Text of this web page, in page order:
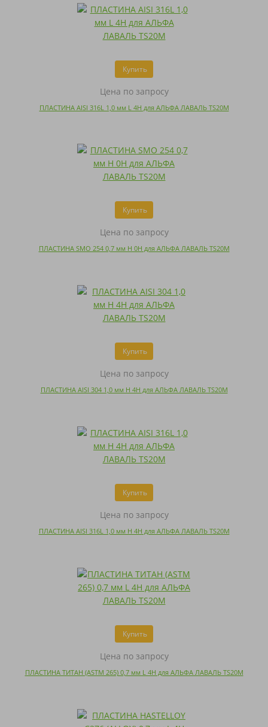
Купить
Цена по запросу
ПЛАСТИНА AISI 316L 1,0 мм L 4H для АЛЬФА ЛАВАЛЬ TS20M
Купить
Цена по запросу
ПЛАСТИНА SMO 254 0,7 мм H 0H для АЛЬФА ЛАВАЛЬ TS20M
Купить
Цена по запросу
ПЛАСТИНА AISI 304 1,0 мм H 4H для АЛЬФА ЛАВАЛЬ TS20M
Купить
Цена по запросу
ПЛАСТИНА AISI 316L 1,0 мм H 4H для АЛЬФА ЛАВАЛЬ TS20M
Купить
Цена по запросу
ПЛАСТИНА ТИТАН (ASTM 265) 0,7 мм L 4H для АЛЬФА ЛАВАЛЬ TS20M